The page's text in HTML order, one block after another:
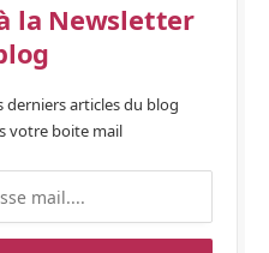
la Newsletter
derniers articles du blog
votre boite mail